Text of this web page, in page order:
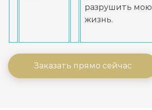
разрушить мою
жизнь.
Заказать прямо сейчас